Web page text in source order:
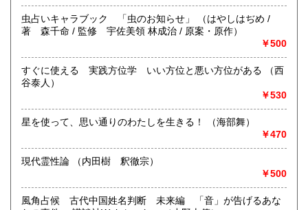
店頭にて、売り切れていることがございます。
ご来店の際には、事前に在庫の有無をお問い合わせ下さい。
沿線名：埼京線/京浜東北線/都営三田線
最寄駅：埼京線 十条駅徒歩8分/京浜東北線 東十条駅徒歩
営業時間：12:00〜19:00
定休日：毎週月曜日及び第2・第4火曜日
書籍の買取について
占い関係書籍・宗教書・健康関連書籍など。
虫占いキャラブック 「虫のお知らせ」 （はやしはぢめ /
著 森千命 / 監修 宇佐美領 林成治 / 原案・原作）
￥500
すぐに使える 実践方位学 いい方位と悪い方位がある （西
谷泰人）
￥530
星を使って、思い通りのわたしを生きる！ （海部舞）
￥470
現代霊性論 （内田樹 釈徹宗）
￥500
風角占候 古代中国姓名判断 未来編 「音」が告げるあな